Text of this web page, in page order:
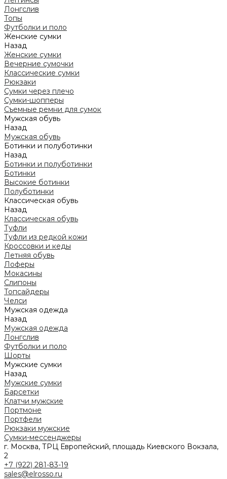
Лонгслив
Топы
Футболки и поло
Женские сумки
Назад
Женские сумки
Вечерние сумочки
Классические сумки
Рюкзаки
Сумки через плечо
Сумки-шопперы
Съемные ремни для сумок
Мужская обувь
Назад
Мужская обувь
Ботинки и полуботинки
Назад
Ботинки и полуботинки
Ботинки
Высокие ботинки
Полуботинки
Классическая обувь
Назад
Классическая обувь
Туфли
Туфли из редкой кожи
Кроссовки и кеды
Летняя обувь
Лоферы
Мокасины
Слипоны
Топсайдеры
Челси
Мужская одежда
Назад
Мужская одежда
Лонгслив
Футболки и поло
Шорты
Мужские сумки
Назад
Мужские сумки
Барсетки
Клатчи мужские
Портмоне
Портфели
Рюкзаки мужские
Сумки-мессенджеры
г. Москва, ТРЦ Европейский, площадь Киевского Вокзала,
2
+7 (922) 281-83-19
sales@elrosso.ru